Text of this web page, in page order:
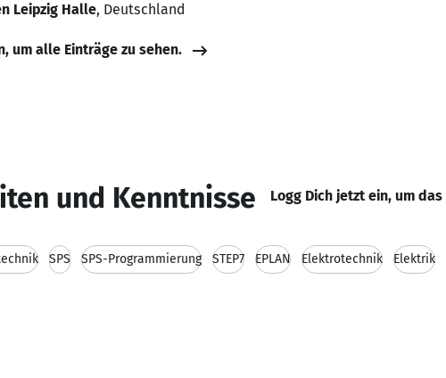
Leipzig Halle, Deutschland
um alle Einträge zu sehen.
und Kenntnisse Logg Dich jetzt ein, um
SPS SPS-Programmierung STEP7 EPLAN Elektrotechnik Elektrik